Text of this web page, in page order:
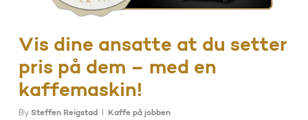
Vis dine ansatte at du setter
pris på dem – med en
kaffemaskin!
By Steffen Reigstad Kaffe på jobben